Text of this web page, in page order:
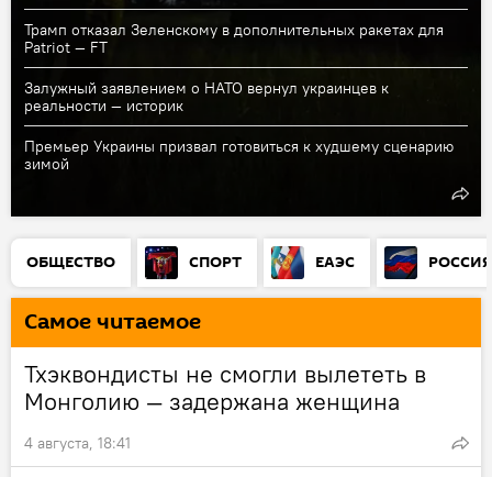
Трамп отказал Зеленскому в дополнительных ракетах для
Patriot — FT
Залужный заявлением о НАТО вернул украинцев к
реальности — историк
Премьер Украины призвал готовиться к худшему сценарию
зимой
ОБЩЕСТВО СПОРТ ЕАЭС РОССИЯ
Самое читаемое
Тхэквондисты не смогли вылететь в
Монголию — задержана женщина
4 августа, 18:41